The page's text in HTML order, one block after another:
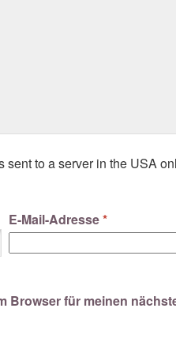
to a server in the USA
E-Mail-Adresse*
Browser für meinen